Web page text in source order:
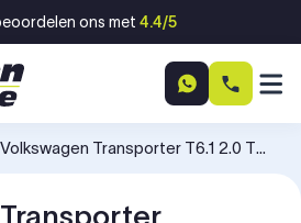
ons met 4.4/5
Volkswagen Transporter T6.1 2.0 TDI L2H1 140PK V35NZN